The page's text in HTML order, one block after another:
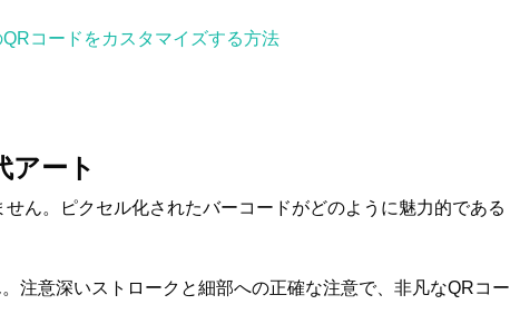
コードをカスタマイズする方法
アート
ん。ピクセル化されたバーコードがどのように魅力的である
注意深いストロークと細部への正確な注意で、非凡なQRコー